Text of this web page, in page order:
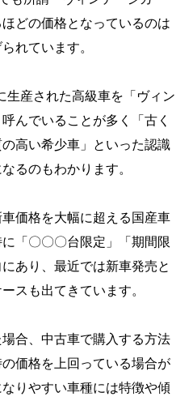
どの価格となっているのは
れています。
生産された高級車を「ヴィン
んでいることが多く「古く
高い希少車」といった認識
るのもわかります。
価格を大幅に超える国産車
「〇〇〇台限定」「期間限
あり、最近では新車発売と
スも出てきています。
合、中古車で購入する方法
価格を上回っている場合が
りやすい車種には特徴や傾